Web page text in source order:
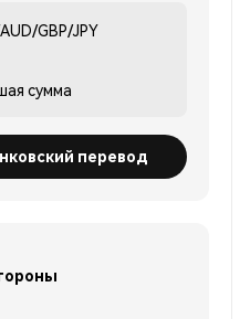
GBP/JPY
сумма
перевод